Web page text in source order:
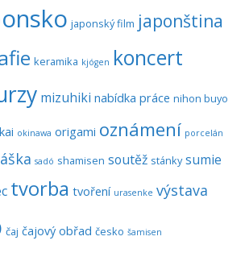
japonský film japonština
keramika kjógen koncert
mizuhiki nabídka práce nihon buyo
okinawa origami oznámení porcelán
sadó shamisen soutěž stánky sumie
tvorba tvoření urasenke výstava
čaj čajový obřad česko šamisen